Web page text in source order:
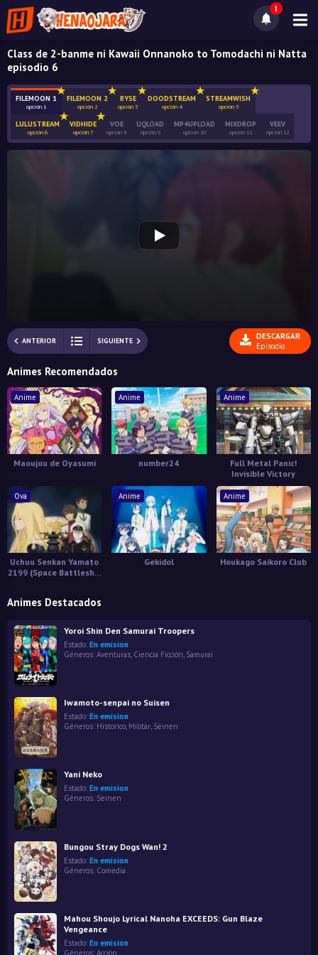
1
Class de 2-banme ni Kawaii Onnanoko to Tomodachi ni Natta
episodio 6
FILEMOON 1
opción 1
FILEMOON 2
opción 2
BYSE
opción 3
DOODSTREAM
opción 4
STREAMWISH
opción 5
LULUSTREAM
opción 6
VIDHIDE
opción 7
VOE
opción 8
UQLOAD
opción 9
MP4UPLOAD
opción 10
MIXDROP
opción 11
VEEV
opción 12
ANTERIOR SIGUIENTE
DESCARGAR
Episodio
Animes Recomendados
Anime
Maoujou de Oyasumi
Anime
number24
Anime
Full Metal Panic!
Invisible Victory
Ova
Uchuu Senkan Yamato
2199 (Space Battleship
Anime
Gekidol
Anime
Houkago Saikoro Club
Animes Destacados
Yoroi Shin Den Samurai Troopers
Estado: En emision
Géneros: Aventuras Ciencia Ficción Samurai
Iwamoto-senpai no Suisen
Estado: En emision
Géneros: Historico, Militar, Seinen
Yani Neko
Estado: En emision
Géneros: Seinen
Bungou Stray Dogs Wan! 2
Estado: En emision
Géneros: Comedia
Mahou Shoujo Lyrical Nanoha EXCEEDS: Gun Blaze
Vengeance
Estado: En emision
Géneros: Acción